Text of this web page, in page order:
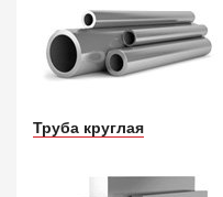
Труба круглая